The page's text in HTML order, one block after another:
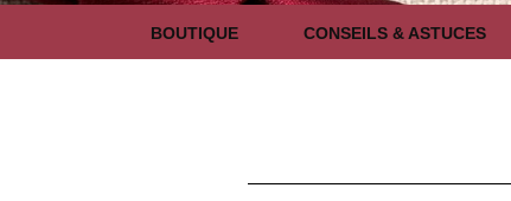
BOUTIQUE CONSEILS & ASTUCES